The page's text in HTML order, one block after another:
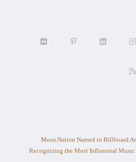
MusicNation Named to Billboard
Recognizing the Most Influential Music